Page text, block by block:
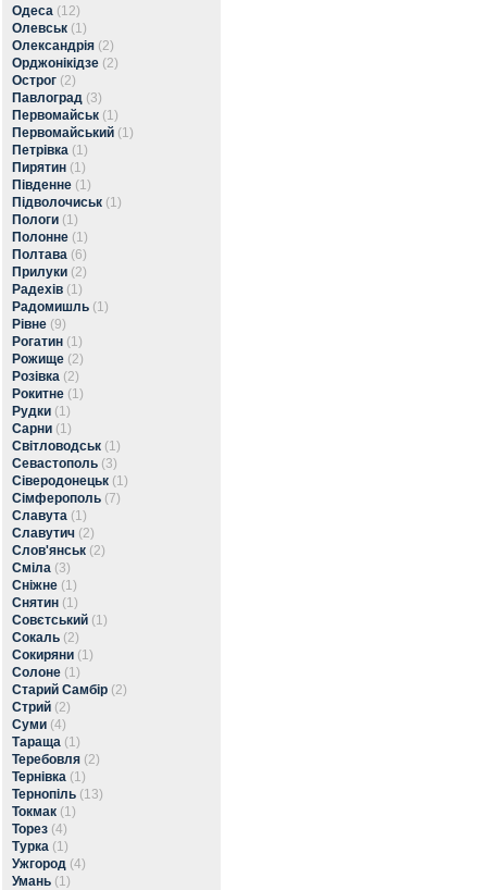
Одеса (12)
Олевськ (1)
Олександрія (2)
Орджонікідзе (2)
Острог (2)
Павлоград (3)
Первомайськ (1)
Первомайський (1)
Петрівка (1)
Пирятин (1)
Південне (1)
Підволочиськ (1)
Пологи (1)
Полонне (1)
Полтава (6)
Прилуки (2)
Радехів (1)
Радомишль (1)
Рівне (9)
Рогатин (1)
Рожище (2)
Розівка (2)
Рокитне (1)
Рудки (1)
Сарни (1)
Світловодськ (1)
Севастополь (3)
Сіверодонецьк (1)
Сімферополь (7)
Славута (1)
Славутич (2)
Слов'янськ (2)
Сміла (3)
Сніжне (1)
Снятин (1)
Совєтський (1)
Сокаль (2)
Сокиряни (1)
Солоне (1)
Старий Самбір (2)
Стрий (2)
Суми (4)
Тараща (1)
Теребовля (2)
Тернівка (1)
Тернопіль (13)
Токмак (1)
Торез (4)
Турка (1)
Ужгород (4)
Умань (1)